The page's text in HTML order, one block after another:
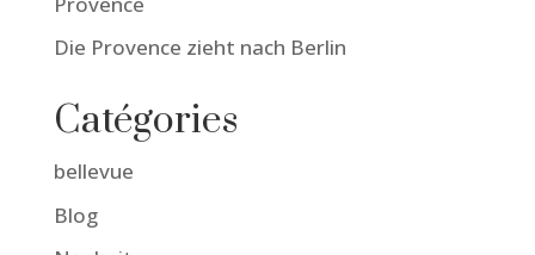
Die Provence zieht nach Berlin
Catégories
bellevue
Blog